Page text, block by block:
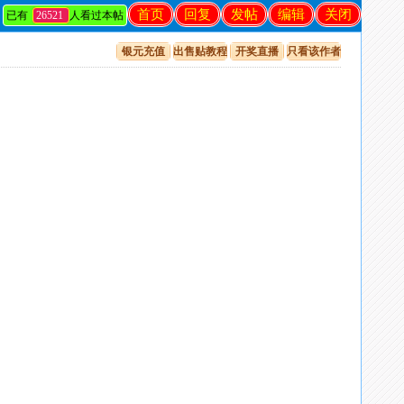
关闭
编辑
发帖
回复
首页
已有 26521 人看过本帖
银元充值 出售贴教程 开奖直播 只看该作者